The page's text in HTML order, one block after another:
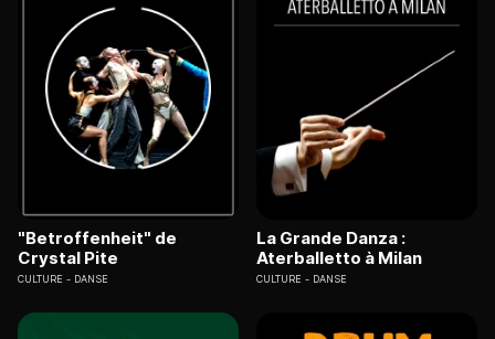
"Betroffenheit" de
Crystal Pite
CULTURE DANSE
La Grande Danza :
Aterballetto à Milan
CULTURE DANSE